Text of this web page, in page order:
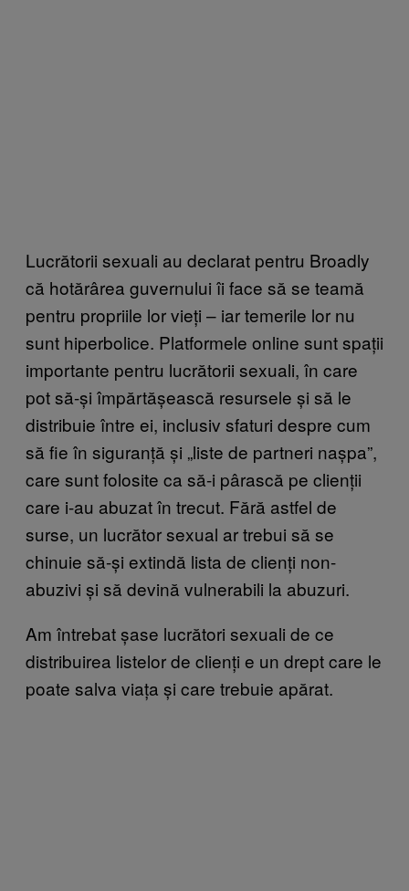
Lucrătorii sexuali au declarat pentru Broadly
că hotărârea guvernului îi face să se teamă
pentru propriile lor vieți – iar temerile lor nu
sunt hiperbolice. Platformele online sunt spații
importante pentru lucrătorii sexuali, în care
pot să-și împărtășească resursele și să le
distribuie între ei, inclusiv sfaturi despre cum
să fie în siguranță și „liste de partneri nașpa”,
care sunt folosite ca să-i pârască pe clienții
care i-au abuzat în trecut. Fără astfel de
surse, un lucrător sexual ar trebui să se
chinuie să-și extindă lista de clienți non-
abuzivi și să devină vulnerabili la abuzuri.
Am întrebat șase lucrători sexuali de ce
distribuirea listelor de clienți e un drept care le
poate salva viața și care trebuie apărat.